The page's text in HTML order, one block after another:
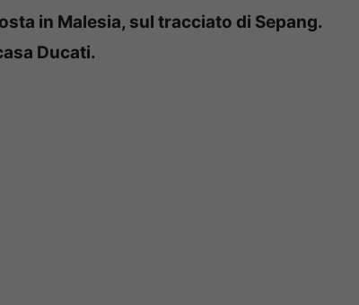
in Malesia, sul tracciato di Sepang.
Ducati.